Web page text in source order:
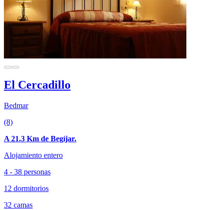
El Cercadillo
Bedmar
(8)
A 21.3 Km de Begíjar.
Alojamiento entero
4 - 38 personas
12 dormitorios
32 camas